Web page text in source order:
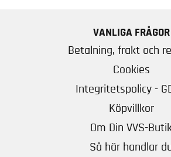
VANLIGA FRÅGOR
Betalning, frakt och
Cookies
Integritetspolicy -
Köpvillkor
Om Din VVS-
Så här handlar